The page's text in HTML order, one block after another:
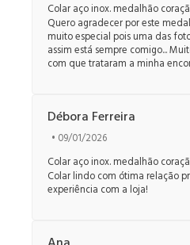
Colar aço inox. medalhão
Quero agradecer por este
muito especial pois uma das
assim está sempre comigo...
com que trataram a minha
Débora Ferreira
• 09/01/2026
Colar aço inox. medalhão
Colar lindo com ótima relação
experiência com a loja!